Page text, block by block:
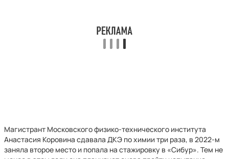
Магистрант Московского физико-технического института
Анастасия Коровина сдавала ДКЭ по химии три раза, в 2022-м
заняла второе место и попала на стажировку в «Сибур». Тем не